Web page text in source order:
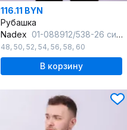
116.11 BYN
Рубашка
Nadex 01-088912/538-26 сине-белый
48, 50, 52, 54, 56, 58, 60
В корзину